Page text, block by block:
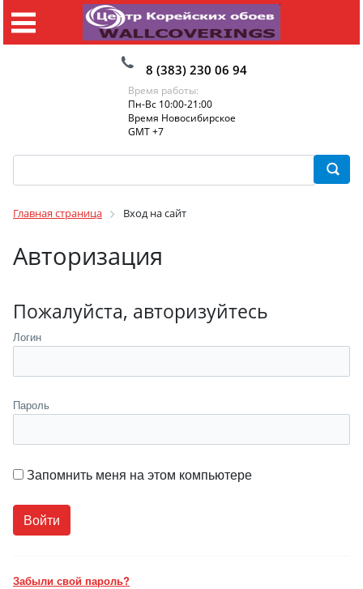
8 (383) 230 06 94
Время работы:
Пн-Вс 10:00-21:00
Время Новосибирское
GMT +7
Главная страница Вход на сайт
Авторизация
Пожалуйста, авторизуйтесь
Логин
Пароль
Запомнить меня на этом компьютере
Забыли свой пароль?